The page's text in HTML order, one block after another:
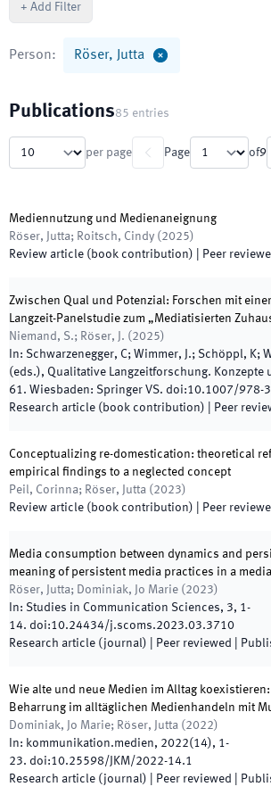
+ Add Filter
Person: Röser, Jutta
Publications85 entries
per page Page of9
Mediennutzung und Medienaneignung
Röser, Jutta; Roitsch, Cindy ( 2025)
Review article (book contribution) | Peer
Zwischen Qual und Potenzial: Forschen mit
Langzeit-Panelstudie zum „Mediatisierten
Niemand, S.; Röser, J. ( 2025)
In: Schwarzenegger, C; Wimmer, J.; Schöppl, K;
(eds.), Qualitative Langzeitforschung. Konzepte
61. Wiesbaden: Springer VS. doi:10.1007/978-
Research article (book contribution) | Peer
Conceptualizing re-domestication: theoretical
empirical findings to a neglected concept
Peil, Corinna; Röser, Jutta ( 2023)
Review article (book contribution) | Peer
Media consumption between dynamics and
meaning of persistent media practices in a
Röser, Jutta; Dominiak, Jo Marie ( 2023)
In: Studies in Communication Sciences, 3, 1-
14. doi:10.24434/j.scoms.2023.03.3710
Research article (journal) | Peer reviewed
Wie alte und neue Medien im Alltag
Beharrung im alltäglichen Medienhandeln mit
Dominiak, Jo Marie; Röser, Jutta ( 2022)
In: kommunikation.medien, 2022(14), 1-
23. doi:10.25598/JKM/2022-14.1
Research article (journal) | Peer reviewed